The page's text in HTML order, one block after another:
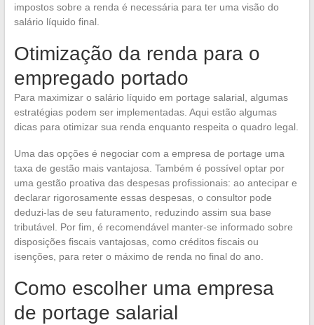
impostos sobre a renda é necessária para ter uma visão do
salário líquido final.
Otimização da renda para o
empregado portado
Para maximizar o salário líquido em portage salarial, algumas
estratégias podem ser implementadas. Aqui estão algumas
dicas para otimizar sua renda enquanto respeita o quadro legal.
Uma das opções é negociar com a empresa de portage uma
taxa de gestão mais vantajosa. Também é possível optar por
uma gestão proativa das despesas profissionais: ao antecipar e
declarar rigorosamente essas despesas, o consultor pode
deduzi-las de seu faturamento, reduzindo assim sua base
tributável. Por fim, é recomendável manter-se informado sobre
disposições fiscais vantajosas, como créditos fiscais ou
isenções, para reter o máximo de renda no final do ano.
Como escolher uma empresa
de portage salarial